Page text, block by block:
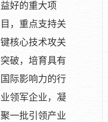
益好的重大项
目，重点支持关
键核心技术攻关
突破，培育具有
国际影响力的行
业领军企业，凝
聚一批引领产业